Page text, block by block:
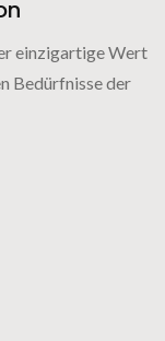
einzigartige Wert
Bedürfnisse der